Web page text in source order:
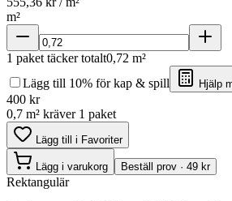
m²
1 paket täcker totalt0,72 m²
Lägg till 10% för kap & spill
Hjälp
400 kr
0,7 m² kräver 1 paket
Lägg till i Favoriter
Lägg i varukorg Beställ prov · 49 kr
Rektangulär